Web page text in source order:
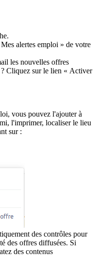
alertes emploi » de votre
les nouvelles offres
Cliquez sur le lien « Activer
vous pouvez l'ajouter à
l'imprimer, localiser le lieu
sur :
des contrôles pour
des offres diffusées. Si
des contenus